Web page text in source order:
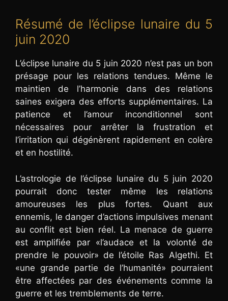
Résumé de l’éclipse lunaire du 5
juin 2020
L’éclipse lunaire du 5 juin 2020 n’est pas un bon
présage pour les relations tendues. Même le
maintien de l’harmonie dans des relations
saines exigera des efforts supplémentaires. La
patience et l’amour inconditionnel sont
nécessaires pour arrêter la frustration et
l’irritation qui dégénèrent rapidement en colère
et en hostilité.
L’astrologie de l’éclipse lunaire du 5 juin 2020
pourrait donc tester même les relations
amoureuses les plus fortes. Quant aux
ennemis, le danger d’actions impulsives menant
au conflit est bien réel. La menace de guerre
est amplifiée par «l’audace et la volonté de
prendre le pouvoir» de l’étoile Ras Algethi. Et
«une grande partie de l’humanité» pourraient
être affectées par des événements comme la
guerre et les tremblements de terre.